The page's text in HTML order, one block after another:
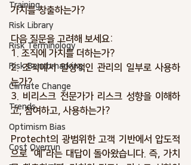
Training
Risk Library
Risk Terminology
Risk Benchmarking
Climate Change
Trends
Optimism Bias
Cost Overrun
가치를 창출하는가?
다음 질문을 고려해 보세요:
1. 조직에 가치를 더하는가?
2. 조직에서 일상적인 관리의 일부로 사용하
는가?
3. 비리스크 전문가가 리스크 성향을 이해하
고, 참여하고, 사용하는가?
Protecht의 광범위한 고객 기반에서 압도적
으로 “예”라는 대답이 돌아왔습니다. 즉, 가치